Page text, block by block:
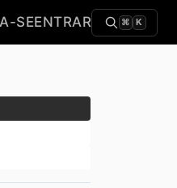
SEENTRAR ⌘ K